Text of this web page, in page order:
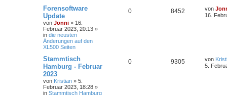
Forensoftware
Update
von Jonni » 16.
Februar 2023, 20:13 »
in die neusten
Änderungen auf den
XL500 Seiten
0 8452 von
16.
Stammtisch
Hamburg - Februar
2023
von Kristian » 5.
Februar 2023, 18:28 »
in Stammtisch Hamburg
0 9305 von
5.